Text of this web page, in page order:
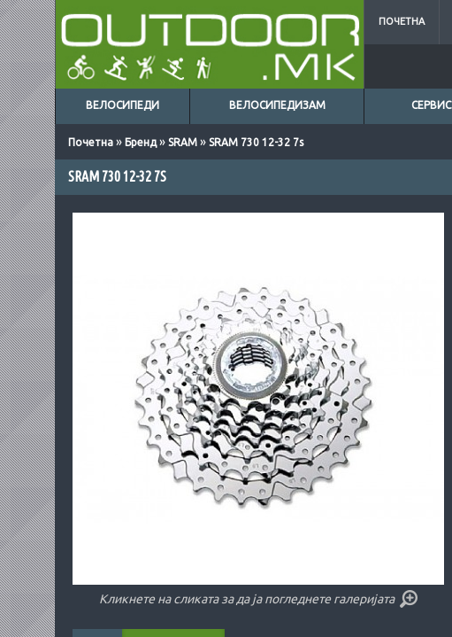
ПОЧЕТНА
ВЕЛОСИПЕДИ ВЕЛОСИПЕДИЗАМ СЕРВИС
Почетна » Бренд» SRAM » SRAM 730 12-32 7s
SRAM 730 12-32 7S
Кликнете на сликата за да ја погледнете галеријата